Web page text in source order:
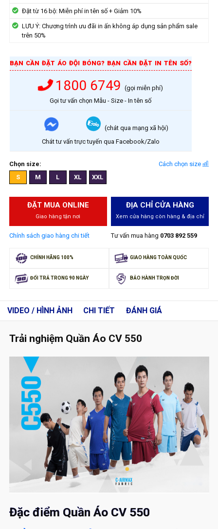
Đặt từ 16 bộ: Miễn phí in tên số + Giảm 10%
LƯU Ý: Chương trình ưu đãi in ấn không áp dụng sản phẩm sale
trên 50%
BẠN CẦN ĐẶT ÁO ĐỘI BÓNG? BẠN CẦN ĐẶT IN TÊN SỐ?
1800 6749 (gọi miễn phí)
Gọi tư vấn chọn Mẫu - Size - In tên số
(chát qua mạng xã hội)
Chát tư vấn trực tuyến qua Facebook/Zalo
Chọn size:
Cách chọn size
S
M L XL XXL
ĐẶT MUA ONLINE
Giao hàng tận nơi
Chính sách giao hàng chi tiết
ĐỊA CHỈ CỬA HÀNG
Xem cửa hàng còn hàng & địa chỉ
Tư vấn mua hàng 0703 892 559
CHÍNH HÃNG 100% GIAO HÀNG TOÀN QUỐC
ĐỔI TRẢ TRONG 90 NGÀY BẢO HÀNH TRỌN ĐỜI
VIDEO / HÌNH ẢNH CHI TIẾT ĐÁNH GIÁ
Trải nghiệm Quần Áo CV 550
Đặc điểm Quần Áo CV 550